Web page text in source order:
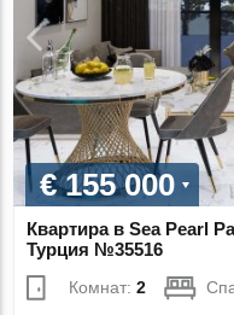
€ 155 000
Квартира в Sea Pearl
Турция №35516
Комнат:2